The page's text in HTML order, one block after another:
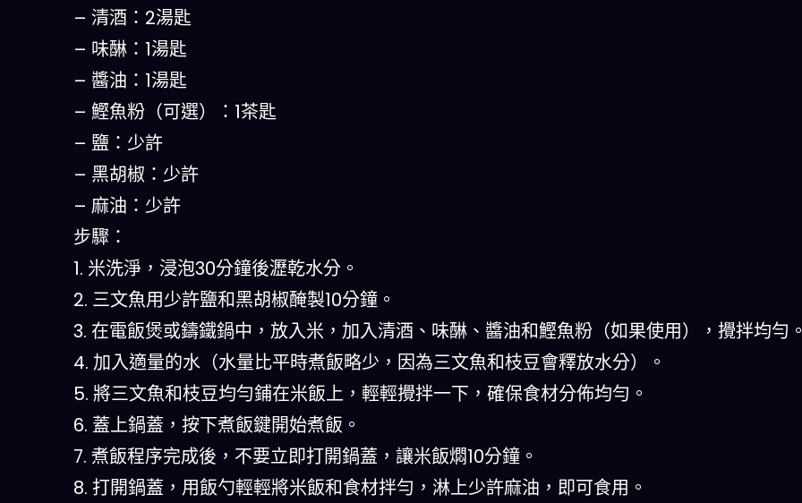
– 清酒：2湯匙
– 味醂：1湯匙
– 醬油：1湯匙
– 鰹魚粉（可選）：1茶匙
– 鹽：少許
– 黑胡椒：少許
– 麻油：少許
步驟：
1. 米洗淨，浸泡30分鐘後瀝乾水分。
2. 三文魚用少許鹽和黑胡椒醃製10分鐘。
3. 在電飯煲或鑄鐵鍋中，放入米，加入清酒、味醂、醬油和鰹魚粉（如果使用），攪拌均勻。
4. 加入適量的水（水量比平時煮飯略少，因為三文魚和枝豆會釋放水分）。
5. 將三文魚和枝豆均勻鋪在米飯上，輕輕攪拌一下，確保食材分佈均勻。
6. 蓋上鍋蓋，按下煮飯鍵開始煮飯。
7. 煮飯程序完成後，不要立即打開鍋蓋，讓米飯燜10分鐘。
8. 打開鍋蓋，用飯勺輕輕將米飯和食材拌勻，淋上少許麻油，即可食用。